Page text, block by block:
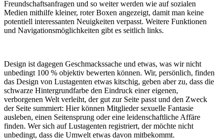
Freundschaftsanfragen und so weiter werden wie auf sozialen
Medien mithilfe kleiner, roter Boxen angezeigt, damit man keine
potentiell interessanten Neuigkeiten verpasst. Weitere Funktionen
und Navigationsmöglichkeiten gibt es seitlich links.
Design ist dagegen Geschmackssache und etwas, was wir nicht
unbedingt 100 % objektiv bewerten können. Wir, persönlich, finden
das Design von Lustagenten etwas kitschig, geben aber zu, dass die
schwarze Hintergrundfarbe den Eindruck einer eigenen,
verborgenen Welt verleiht, der gut zur Seite passt und den Zweck
der Seite summiert: Hier können Mitglieder sexuelle Fantasie
ausleben, einen Seitensprung oder eine leidenschaftliche Affäre
finden. Wer sich auf Lustagenten registriert, der möchte nicht
unbedingt, dass die Umwelt etwas davon mitbekommt.